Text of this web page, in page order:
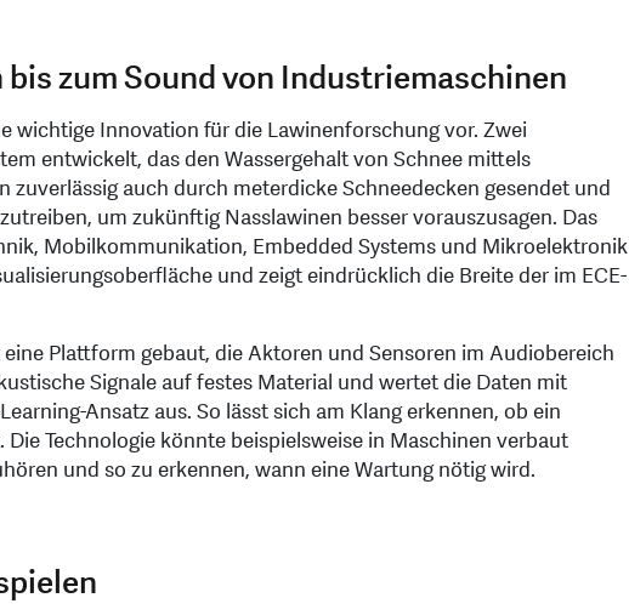
zum Sound von Industriemaschinen
wichtige Innovation für die Lawinenforschung vor. Zwei
entwickelt, das den Wassergehalt von Schnee mittels
zuverlässig auch durch meterdicke Schneedecken gesendet und
um zukünftig Nasslawinen besser vorauszusagen. Das
Mobilkommunikation, Embedded Systems und Mikroelektronik
und zeigt eindrücklich die Breite der im ECE-
Plattform gebaut, die Aktoren und Sensoren im Audiobereich
Signale auf festes Material und wertet die Daten mit
Ansatz aus. So lässt sich am Klang erkennen, ob ein
Technologie könnte beispielsweise in Maschinen verbaut
und so zu erkennen, wann eine Wartung nötig wird.